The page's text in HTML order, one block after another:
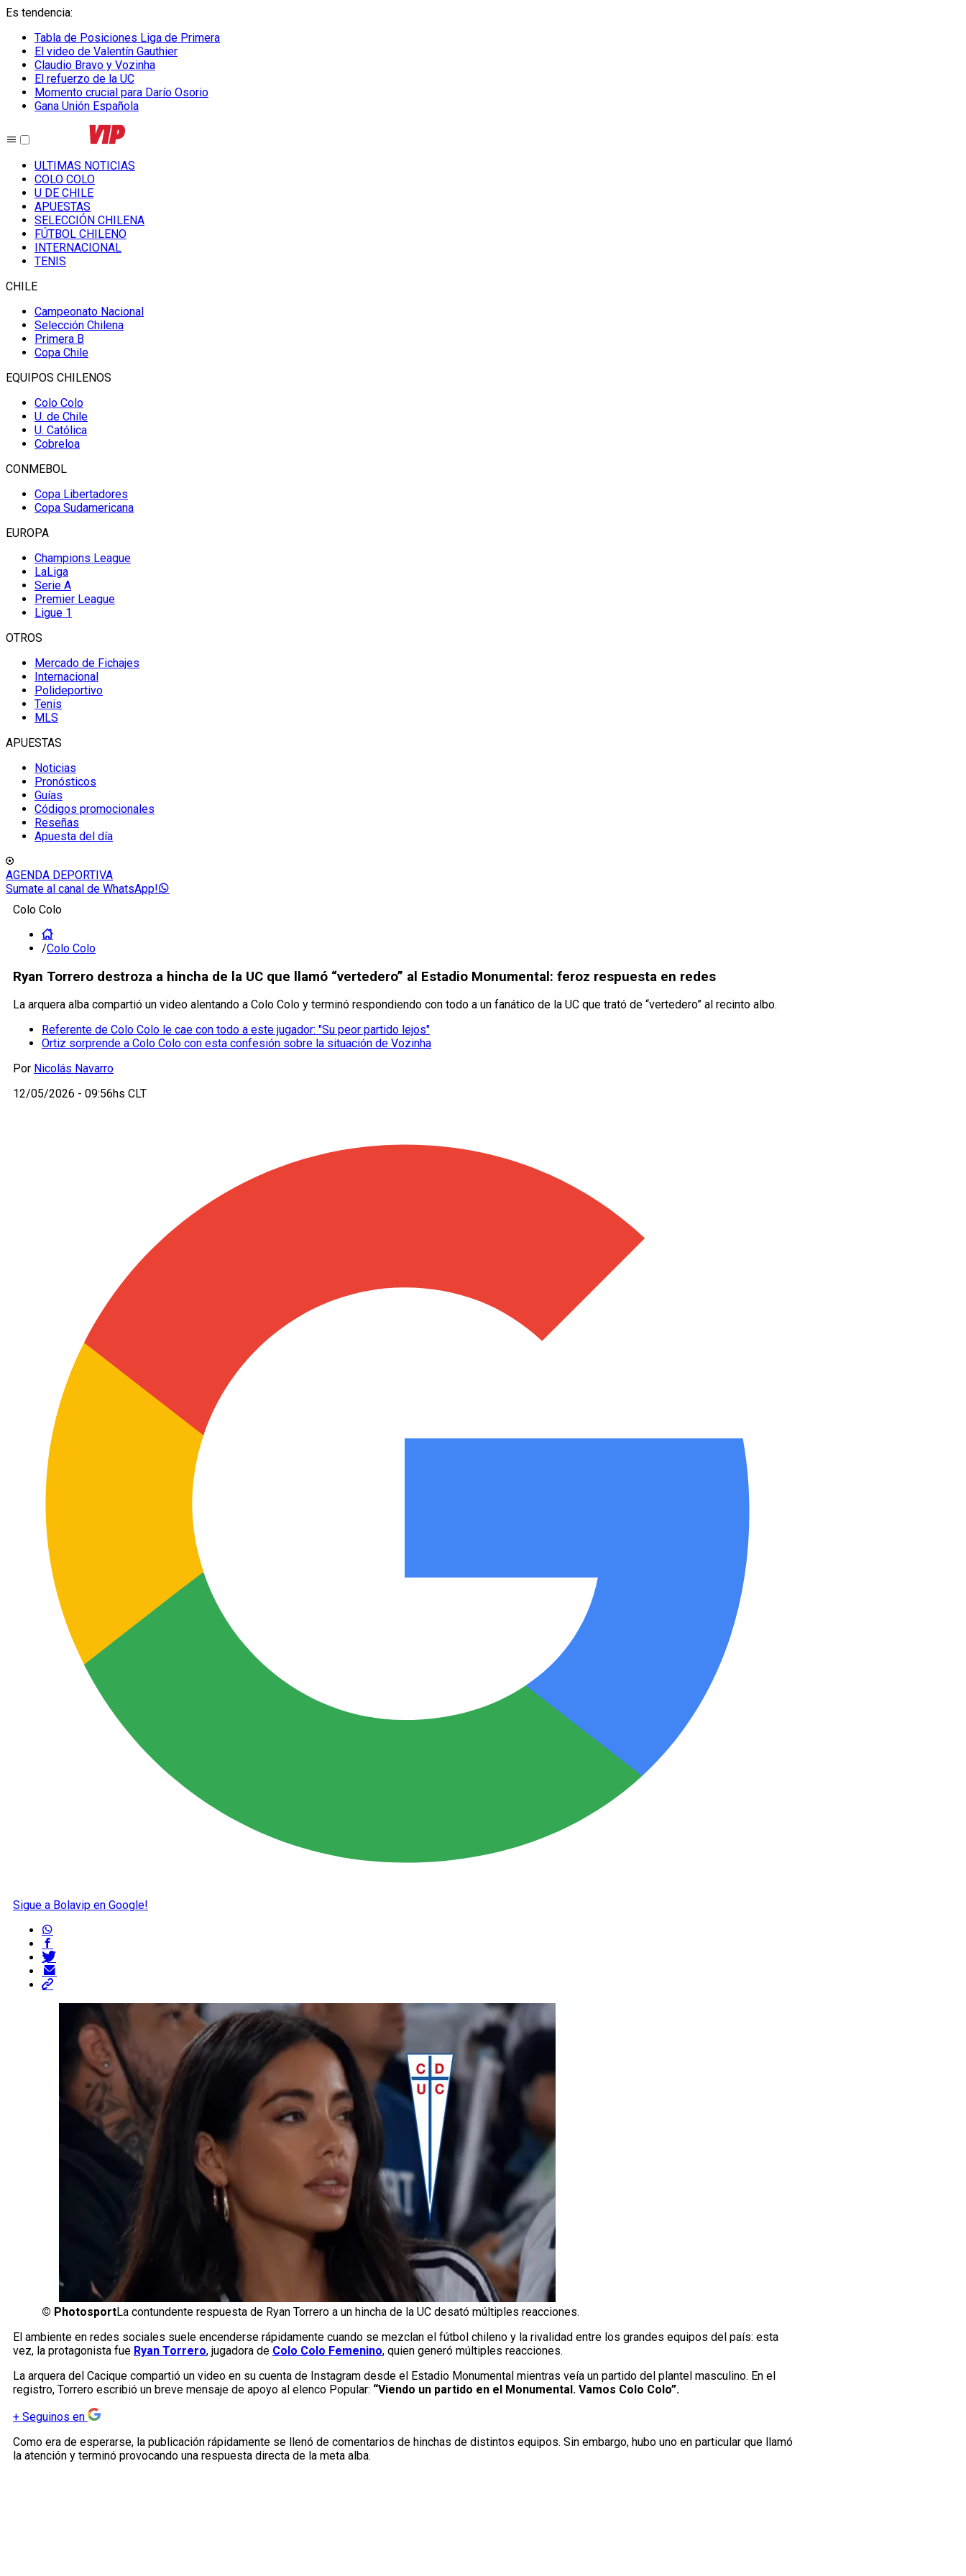
Es tendencia:
Tabla de Posiciones Liga de Primera
El video de Valentín Gauthier
Claudio Bravo y Vozinha
El refuerzo de la UC
Momento crucial para Darío Osorio
Gana Unión Española
ULTIMAS NOTICIAS
COLO COLO
U DE CHILE
APUESTAS
SELECCIÓN CHILENA
FÚTBOL CHILENO
INTERNACIONAL
TENIS
CHILE
Campeonato Nacional
Selección Chilena
Primera B
Copa Chile
EQUIPOS CHILENOS
Colo Colo
U. de Chile
U. Católica
Cobreloa
CONMEBOL
Copa Libertadores
Copa Sudamericana
EUROPA
Champions League
LaLiga
Serie A
Premier League
Ligue 1
OTROS
Mercado de Fichajes
Internacional
Polideportivo
Tenis
MLS
APUESTAS
Noticias
Pronósticos
Guías
Códigos promocionales
Reseñas
Apuesta del día
AGENDA DEPORTIVA
Sumate al canal de WhatsApp!
Colo Colo
/Colo Colo
Ryan Torrero destroza a hincha de la UC que llamó “vertedero” al Estadio Monumental: feroz respuesta en redes
La arquera alba compartió un video alentando a Colo Colo y terminó respondiendo con todo a un fanático de la UC que trató de “vertedero” al recinto albo.
Referente de Colo Colo le cae con todo a este jugador: "Su peor partido lejos"
Ortiz sorprende a Colo Colo con esta confesión sobre la situación de Vozinha
Por Nicolás Navarro
12/05/2026 - 09:56hs CLT
Sigue a Bolavip en Google!
© PhotosportLa contundente respuesta de Ryan Torrero a un hincha de la UC desató múltiples reacciones.
El ambiente en redes sociales suele encenderse rápidamente cuando se mezclan el fútbol chileno y la rivalidad entre los grandes equipos del país: esta
vez, la protagonista fue Ryan Torrero, jugadora de Colo Colo Femenino, quien generó múltiples reacciones.
La arquera del Cacique compartió un video en su cuenta de Instagram desde el Estadio Monumental mientras veía un partido del plantel masculino. En el
registro, Torrero escribió un breve mensaje de apoyo al elenco Popular: “Viendo un partido en el Monumental. Vamos Colo Colo”.
+ Seguinos en
Como era de esperarse, la publicación rápidamente se llenó de comentarios de hinchas de distintos equipos. Sin embargo, hubo uno en particular que llamó
la atención y terminó provocando una respuesta directa de la meta alba.